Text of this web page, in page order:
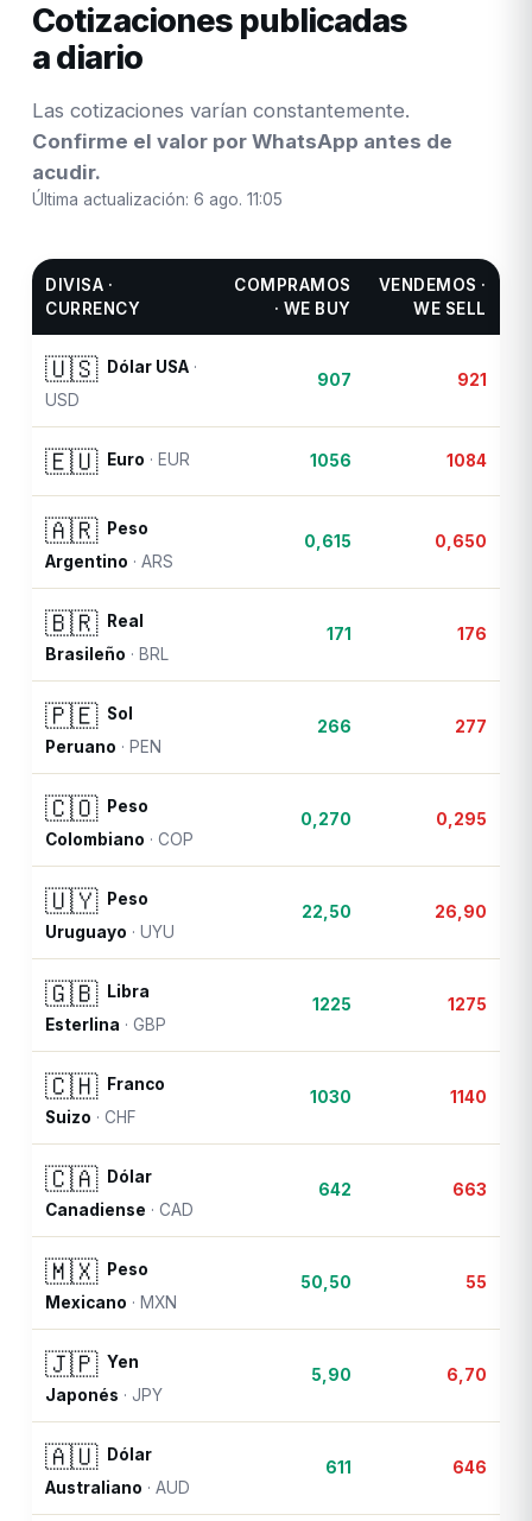
Cotizaciones publicadas
a diario
Las cotizaciones varían constantemente.
Confirme el valor por WhatsApp antes de
acudir.
Última actualización: 6 ago. 11:05
DIVISA ·
CURRENCY
COMPRAMOS
· WE BUY
VENDEMOS ·
WE SELL
🇺🇸 Dólar USA ·
USD
907 921
🇪🇺 Euro · EUR 1056 1084
🇦🇷
Peso
Argentino ·ARS
0,615 0,650
🇧🇷
Real
Brasileño · BRL
171 176
🇵🇪 Sol
Peruano · PEN
266 277
🇨🇴
Peso
Colombiano ·COP
0,270 0,295
🇺🇾
Peso
Uruguayo ·UYU
22,50 26,90
🇬🇧
Libra
Esterlina ·GBP
1225 1275
🇨🇭
Franco
Suizo ·CHF
1030 1140
🇨🇦
Dólar
Canadiense ·CAD
642 663
🇲🇽
Peso
Mexicano · MXN
50,50 55
🇯🇵 Yen
Japonés · JPY
5,90 6,70
🇦🇺
Dólar
Australiano ·AUD
611 646